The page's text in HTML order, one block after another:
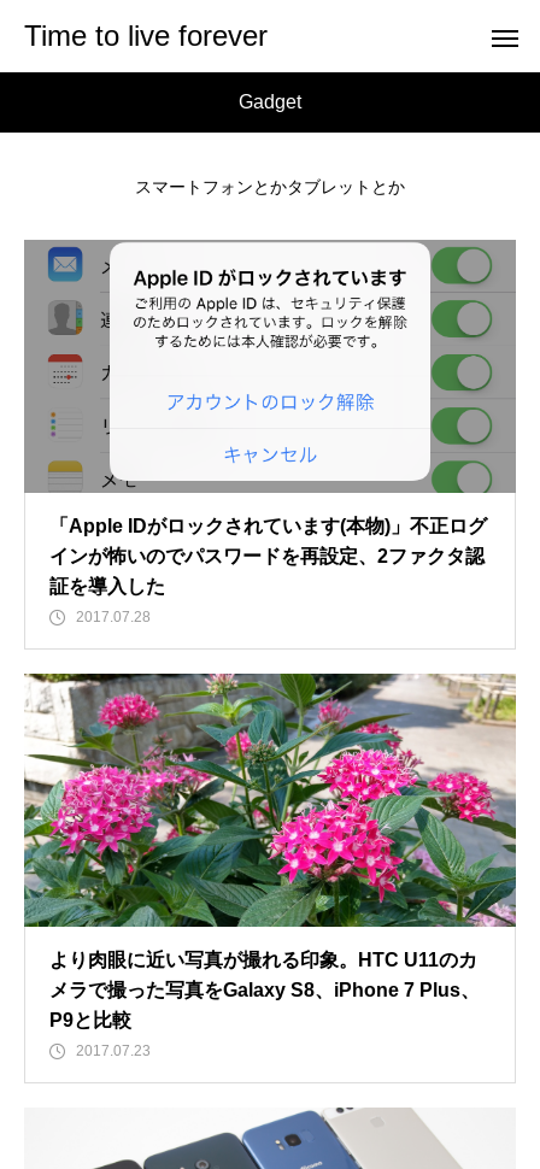
Time to live forever
Gadget
スマートフォンとかタブレットとか
「Apple IDがロックされています(本物)」不正ログ
インが怖いのでパスワードを再設定、2ファクタ認
証を導入した
2017.07.28
より肉眼に近い写真が撮れる印象。HTC U11のカ
メラで撮った写真をGalaxy S8、iPhone 7 Plus、
P9と比較
2017.07.23